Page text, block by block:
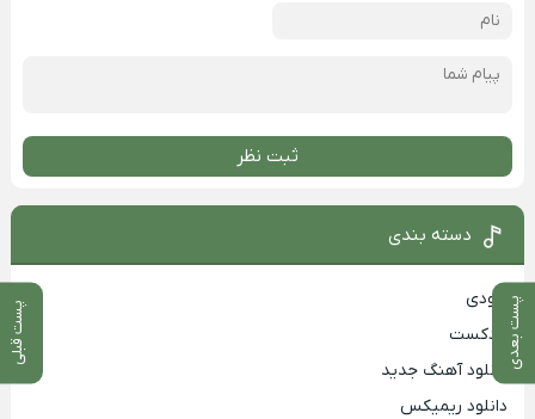
پست بعدی پست قبلی
ثبت نظر
دسته بندی
بزودی
پادکست
دانلود آهنگ جدید
دانلود ریمیکس